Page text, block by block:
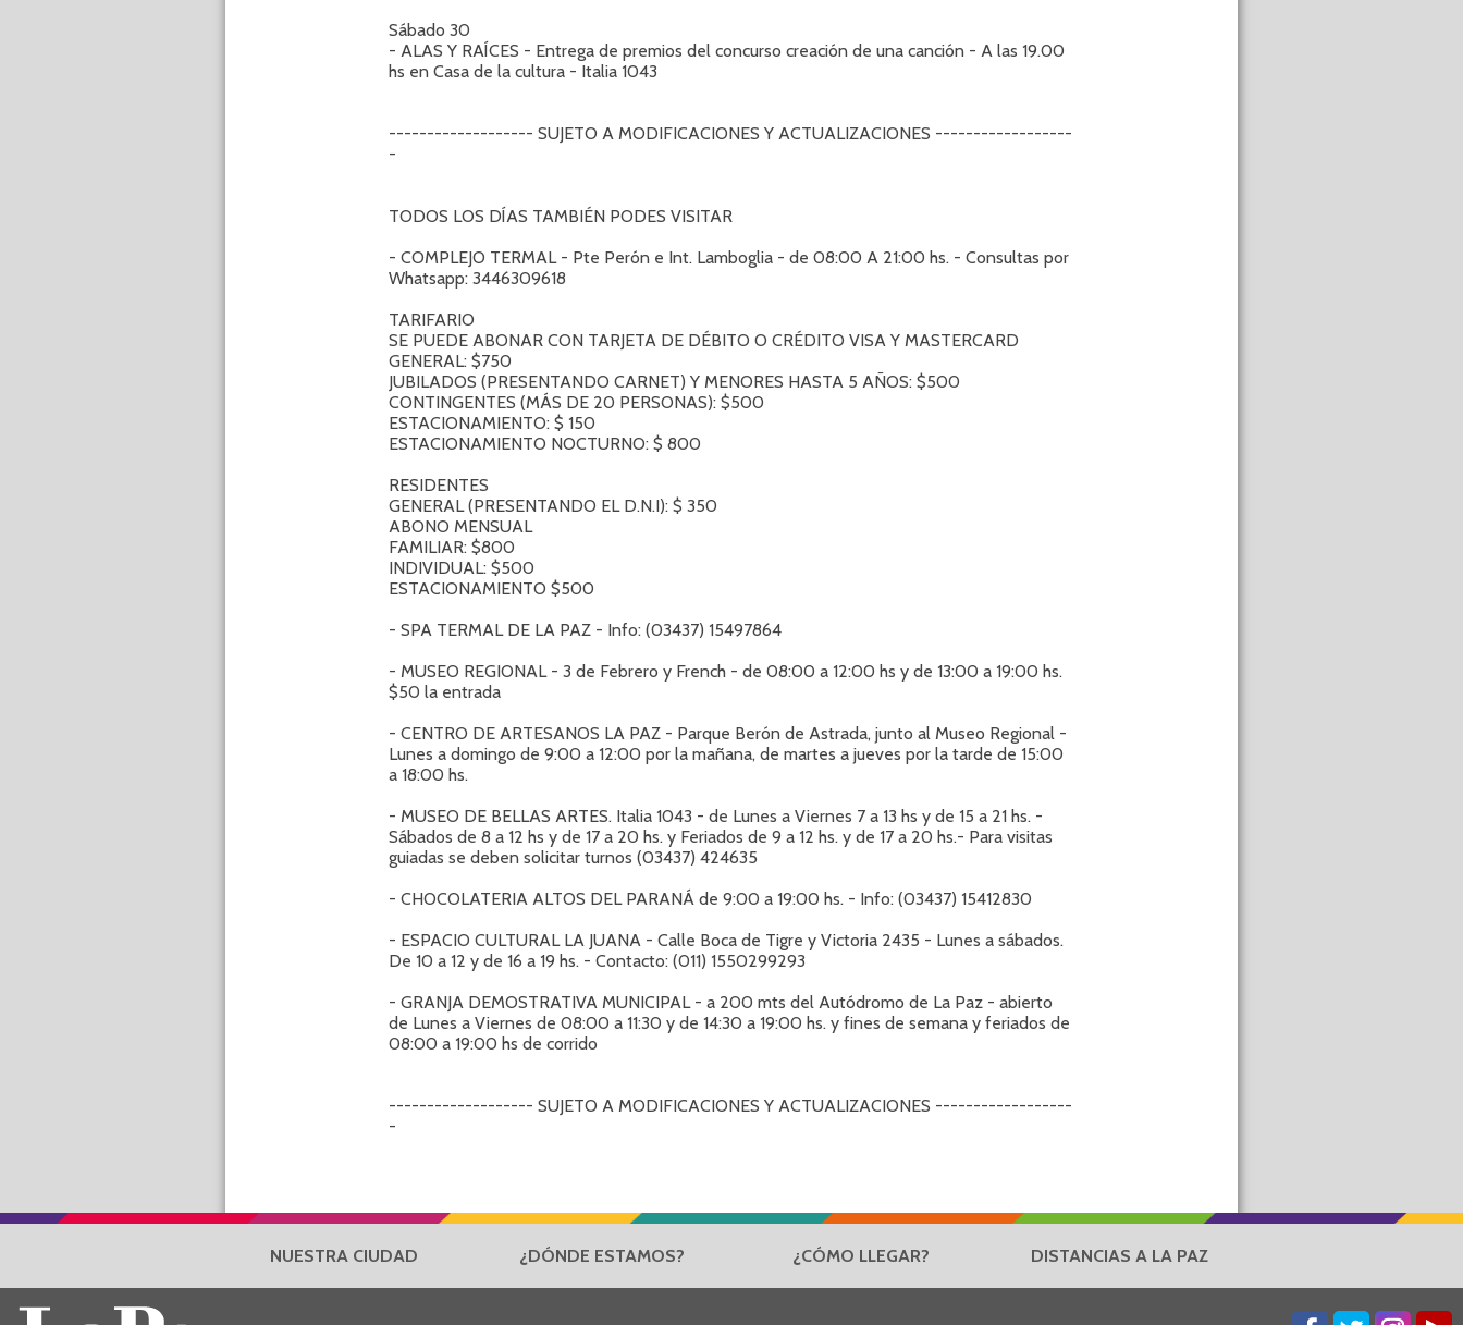
Sábado 30
- ALAS Y RAÍCES - Entrega de premios del concurso creación de una canción - A las 19.00
hs en Casa de la cultura - Italia 1043
------------------- SUJETO A MODIFICACIONES Y ACTUALIZACIONES ------------------
-
TODOS LOS DÍAS TAMBIÉN PODES VISITAR
- COMPLEJO TERMAL - Pte Perón e Int. Lamboglia - de 08:00 A 21:00 hs. - Consultas por
Whatsapp: 3446309618
TARIFARIO
SE PUEDE ABONAR CON TARJETA DE DÉBITO O CRÉDITO VISA Y MASTERCARD
GENERAL: $750
JUBILADOS (PRESENTANDO CARNET) Y MENORES HASTA 5 AÑOS: $500
CONTINGENTES (MÁS DE 20 PERSONAS): $500
ESTACIONAMIENTO: $ 150
ESTACIONAMIENTO NOCTURNO: $ 800
RESIDENTES
GENERAL (PRESENTANDO EL D.N.I): $ 350
ABONO MENSUAL
FAMILIAR: $800
INDIVIDUAL: $500
ESTACIONAMIENTO $500
- SPA TERMAL DE LA PAZ - Info: (03437) 15497864
- MUSEO REGIONAL - 3 de Febrero y French - de 08:00 a 12:00 hs y de 13:00 a 19:00 hs.
$50 la entrada
- CENTRO DE ARTESANOS LA PAZ - Parque Berón de Astrada, junto al Museo Regional -
Lunes a domingo de 9:00 a 12:00 por la mañana, de martes a jueves por la tarde de 15:00
a 18:00 hs.
- MUSEO DE BELLAS ARTES. Italia 1043 - de Lunes a Viernes 7 a 13 hs y de 15 a 21 hs. -
Sábados de 8 a 12 hs y de 17 a 20 hs. y Feriados de 9 a 12 hs. y de 17 a 20 hs.- Para visitas
guiadas se deben solicitar turnos (03437) 424635
- CHOCOLATERIA ALTOS DEL PARANÁ de 9:00 a 19:00 hs. - Info: (03437) 15412830
- ESPACIO CULTURAL LA JUANA - Calle Boca de Tigre y Victoria 2435 - Lunes a sábados.
De 10 a 12 y de 16 a 19 hs. - Contacto: (011) 1550299293
- GRANJA DEMOSTRATIVA MUNICIPAL - a 200 mts del Autódromo de La Paz - abierto
de Lunes a Viernes de 08:00 a 11:30 y de 14:30 a 19:00 hs. y fines de semana y feriados de
08:00 a 19:00 hs de corrido
------------------- SUJETO A MODIFICACIONES Y ACTUALIZACIONES ------------------
-
NUESTRA CIUDAD ¿DÓNDE ESTAMOS? ¿CÓMO LLEGAR? DISTANCIAS A LA PAZ